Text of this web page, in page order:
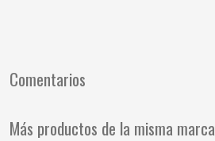
Comentarios
Más productos de la misma marca